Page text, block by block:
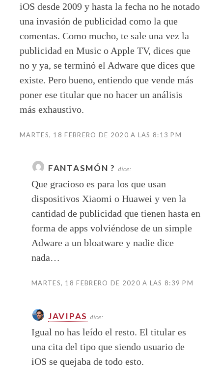
iOS desde 2009 y hasta la fecha no he notado
una invasión de publicidad como la que
comentas. Como mucho, te sale una vez la
publicidad en Music o Apple TV, dices que
no y ya, se terminó el Adware que dices que
existe. Pero bueno, entiendo que vende más
poner ese titular que no hacer un análisis
más exhaustivo.
MARTES, 18 FEBRERO DE 2020 A LAS 8:13 PM
FANTASMÓN ? dice:
Que gracioso es para los que usan
dispositivos Xiaomi o Huawei y ven la
cantidad de publicidad que tienen hasta en
forma de apps volviéndose de un simple
Adware a un bloatware y nadie dice
nada…
MARTES, 18 FEBRERO DE 2020 A LAS 8:39 PM
JAVIPAS dice:
Igual no has leído el resto. El titular es
una cita del tipo que siendo usuario de
iOS se quejaba de todo esto.